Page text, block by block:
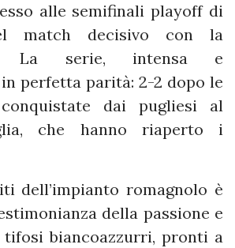
alle semifinali playoff di
match decisivo con la
La serie, intensa e
perfetta parità: 2-2 dopo le
dai pugliesi al
che hanno riaperto i
dell’impianto romagnolo è
della passione e
biancoazzurri, pronti a